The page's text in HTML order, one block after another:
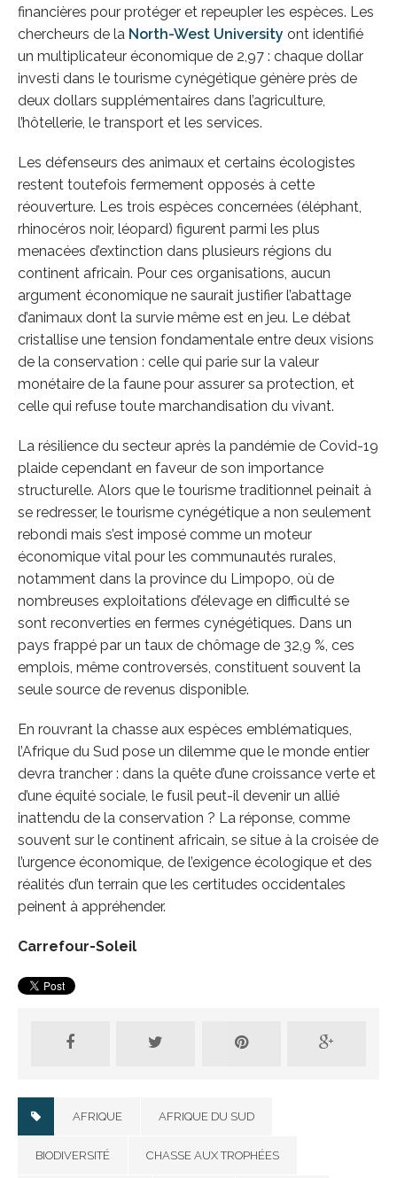
financières pour protéger et repeupler les espèces. Les
chercheurs de la North-West University ont identifié
un multiplicateur économique de 2,97 : chaque dollar
investi dans le tourisme cynégétique génère près de
deux dollars supplémentaires dans l’agriculture,
l’hôtellerie, le transport et les services.
Les défenseurs des animaux et certains écologistes
restent toutefois fermement opposés à cette
réouverture. Les trois espèces concernées (éléphant,
rhinocéros noir, léopard) figurent parmi les plus
menacées d’extinction dans plusieurs régions du
continent africain. Pour ces organisations, aucun
argument économique ne saurait justifier l’abattage
d’animaux dont la survie même est en jeu. Le débat
cristallise une tension fondamentale entre deux visions
de la conservation : celle qui parie sur la valeur
monétaire de la faune pour assurer sa protection, et
celle qui refuse toute marchandisation du vivant.
La résilience du secteur après la pandémie de Covid-19
plaide cependant en faveur de son importance
structurelle. Alors que le tourisme traditionnel peinait à
se redresser, le tourisme cynégétique a non seulement
rebondi mais s’est imposé comme un moteur
économique vital pour les communautés rurales,
notamment dans la province du Limpopo, où de
nombreuses exploitations d’élevage en difficulté se
sont reconverties en fermes cynégétiques. Dans un
pays frappé par un taux de chômage de 32,9 %, ces
emplois, même controversés, constituent souvent la
seule source de revenus disponible.
En rouvrant la chasse aux espèces emblématiques,
l’Afrique du Sud pose un dilemme que le monde entier
devra trancher : dans la quête d’une croissance verte et
d’une équité sociale, le fusil peut-il devenir un allié
inattendu de la conservation ? La réponse, comme
souvent sur le continent africain, se situe à la croisée de
l’urgence économique, de l’exigence écologique et des
réalités d’un terrain que les certitudes occidentales
peinent à appréhender.
Carrefour-Soleil
AFRIQUE AFRIQUE DU SUD
BIODIVERSITÉ CHASSE AUX TROPHÉES